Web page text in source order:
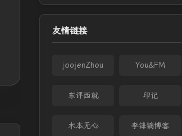
友情链接
joojenZhou You&FM
东评西就 印记
木本无心 李锋镝博客